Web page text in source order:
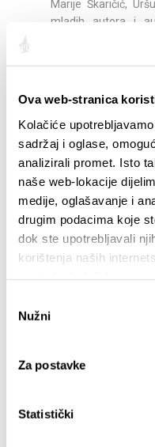
Ova web-stranica
Kolačiće
sadržaj i oglase,
analizirali promet. Isto
naše web-lokacije
medije, oglašavanje i
drugim podacima koje
dok ste upotrebljavali
korištenja naših
pristanka
Nužni
Za postavke
Statistički
Marije Škaričić,
mladih autora i
upuštaju na
navesti Romana
Program
https://
Podijelite: